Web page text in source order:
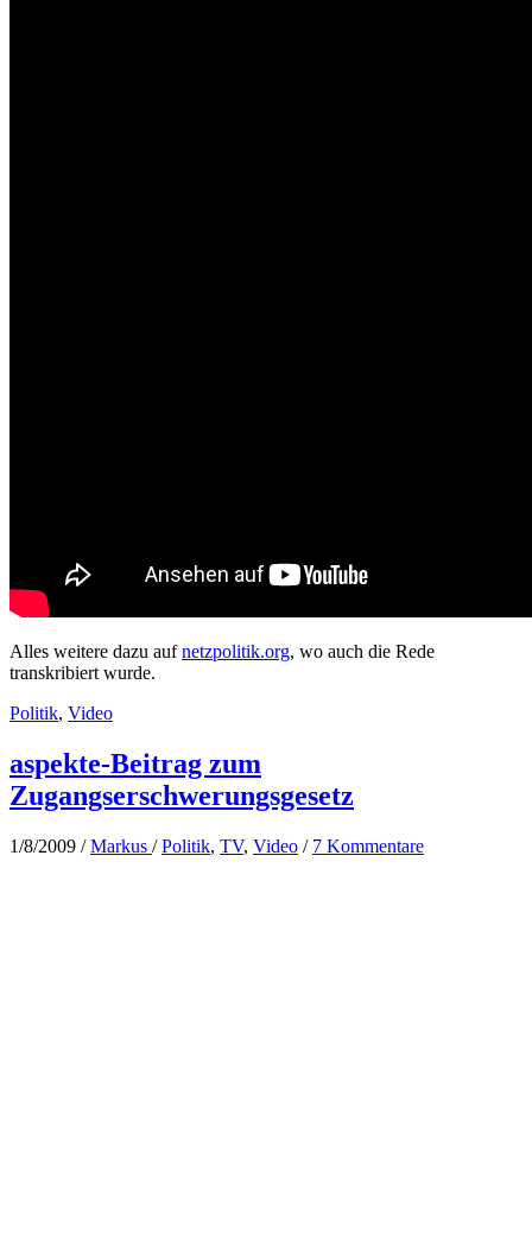
Alles weitere dazu aufnetzpolitik.org, wo auch die Rede
transkribiert wurde.
Politik, Video
aspekte-Beitrag zum
Zugangserschwerungsgesetz
1/8/2009 /Markus /Politik, TV, Video / 7 Kommentare